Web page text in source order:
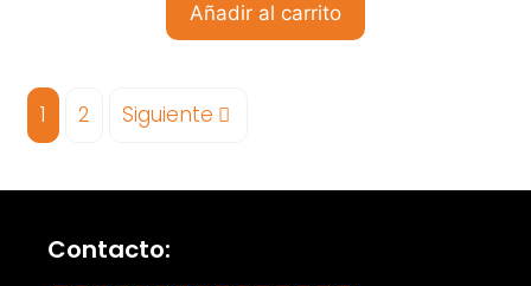
Añadir al carrito
1 2 Siguiente
Contacto: